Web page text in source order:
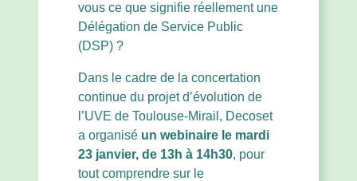
vous ce que signifie réellement une
Délégation de Service Public
(DSP) ?
Dans le cadre de la concertation
continue du projet d’évolution de
l’UVE de Toulouse-Mirail, Decoset
a organisé un webinaire le mardi
23 janvier, de 13h à 14h30, pour
tout comprendre sur le